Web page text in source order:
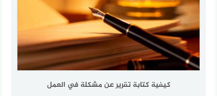
كيفية كتابة تقرير عن مشكلة في العمل